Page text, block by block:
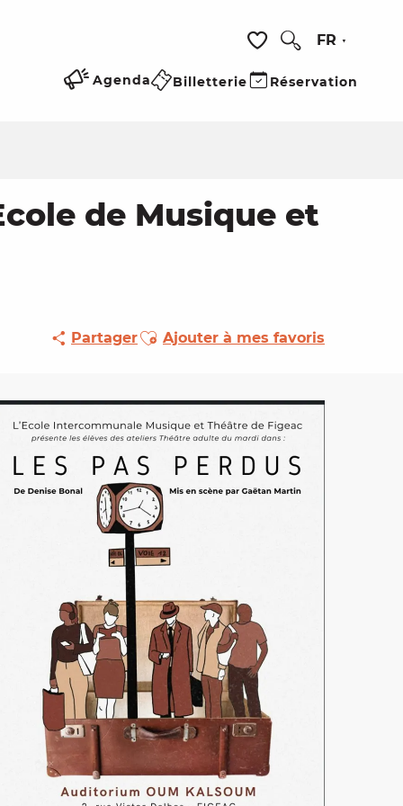
Voir les favoris
FR
Agenda Billetterie Réservation
de Musique et
PartagerAjouter aux favoris
Ajouter à mes favoris